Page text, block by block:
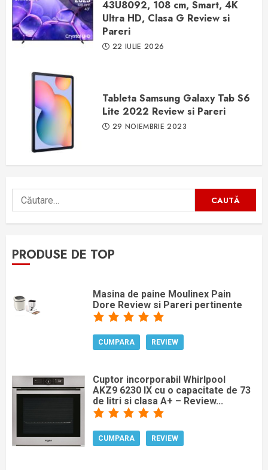
43U8092, 108 cm, Smart, 4K
Ultra HD, Clasa G Review si
Pareri
22 IULIE 2026
Tableta Samsung Galaxy Tab S6
Lite 2022 Review si Pareri
29 NOIEMBRIE 2023
Caută
după:
PRODUSE DE TOP
Masina de paine Moulinex Pain
Dore Review si Pareri pertinente
CUMPARA REVIEW
Cuptor incorporabil Whirlpool
AKZ9 6230 IX cu o capacitate de 73
de litri si clasa A+ – Review...
CUMPARA REVIEW